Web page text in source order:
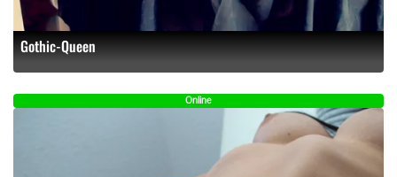
Gothic-Queen
Online